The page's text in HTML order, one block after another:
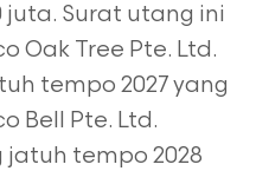
juta. Surat utang ini
Oak Tree Pte. Ltd.
tempo 2027 yang
Bell Pte. Ltd.
tempo 2028